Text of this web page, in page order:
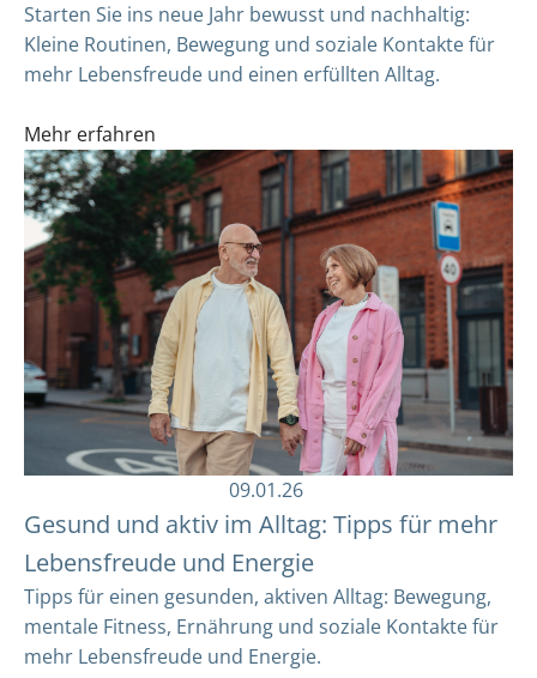
Starten Sie ins neue Jahr bewusst und nachhaltig:
Kleine Routinen, Bewegung und soziale Kontakte für
mehr Lebensfreude und einen erfüllten Alltag.
Mehr erfahren
09.01.26
Gesund und aktiv im Alltag: Tipps für mehr
Lebensfreude und Energie
Tipps für einen gesunden, aktiven Alltag: Bewegung,
mentale Fitness, Ernährung und soziale Kontakte für
mehr Lebensfreude und Energie.